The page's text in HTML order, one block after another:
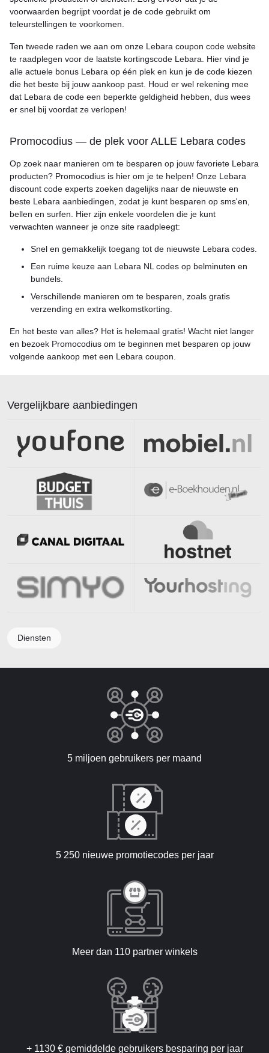
voorwaarden begrijpt voordat je de code gebruikt om
teleurstellingen te voorkomen.
Ten tweede raden we aan om onze Lebara coupon code website
te raadplegen voor de laatste kortingscode Lebara. Hier vind je
alle actuele bonus Lebara op één plek en kun je de code kiezen
die het beste bij jouw aankoop past. Houd er wel rekening mee
dat Lebara de code een beperkte geldigheid hebben, dus wees
er snel bij voordat ze verlopen!
Promocodius — de plek voor ALLE Lebara codes
Op zoek naar manieren om te besparen op jouw favoriete Lebara
producten? Promocodius is hier om je te helpen! Onze Lebara
discount code experts zoeken dagelijks naar de nieuwste en
beste Lebara aanbiedingen, zodat je kunt besparen op sms'en,
bellen en surfen. Hier zijn enkele voordelen die je kunt
verwachten wanneer je onze site raadpleegt:
Snel en gemakkelijk toegang tot de nieuwste Lebara codes.
Een ruime keuze aan Lebara NL codes op belminuten en
bundels.
Verschillende manieren om te besparen, zoals gratis
verzending en extra welkomstkorting.
En het beste van alles? Het is helemaal gratis! Wacht niet langer
en bezoek Promocodius om te beginnen met besparen op jouw
volgende aankoop met een Lebara coupon.
Vergelijkbare aanbiedingen
Diensten
5 miljoen gebruikers per maand
5 250 nieuwe promotiecodes per jaar
Meer dan 110 partner winkels
+ 1130 € gemiddelde gebruikers besparing per jaar